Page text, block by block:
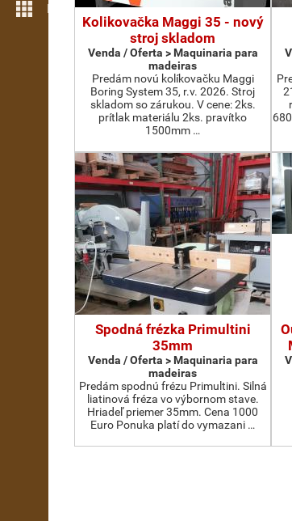
Mais funcionalidades
Kolikovačka Maggi 35 - nový
stroj skladom
Venda / Oferta > Maquinaria para
madeiras
Predám novú kolíkovačku Maggi
Boring System 35, r.v. 2026. Stroj
skladom so zárukou. V cene: 2ks.
prítlak materiálu 2ks. pravítko
1500mm …
Spodná frézka Primultini
35mm
Venda / Oferta > Maquinaria para
madeiras
Predám spodnú frézu Primultini. Silná
liatinová fréza vo výbornom stave.
Hriadeľ priemer 35mm. Cena 1000
Euro Ponuka platí do vymazani …